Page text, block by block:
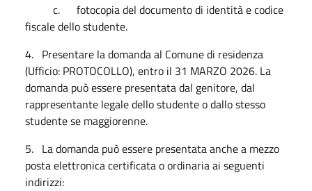
c. fotocopia del documento di identità e codice
fiscale dello studente.
4. Presentare la domanda al Comune di residenza
(Ufficio: PROTOCOLLO), entro il 31 MARZO 2026. La
domanda può essere presentata dal genitore, dal
rappresentante legale dello studente o dallo stesso
studente se maggiorenne.
5. La domanda può essere presentata anche a mezzo
posta elettronica certificata o ordinaria ai seguenti
indirizzi: